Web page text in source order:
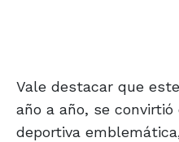
Vale destacar que
año a año, se
deportiva